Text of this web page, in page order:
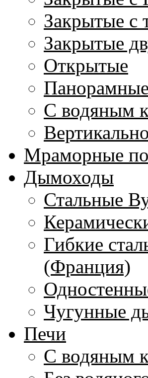
Закрытые с
Закрытые
Открытые
Панорамные
С водяным
Мраморные
Дымоходы
Стальные
Гибкие
(Франция)
Чугунные
Печи
С водяным